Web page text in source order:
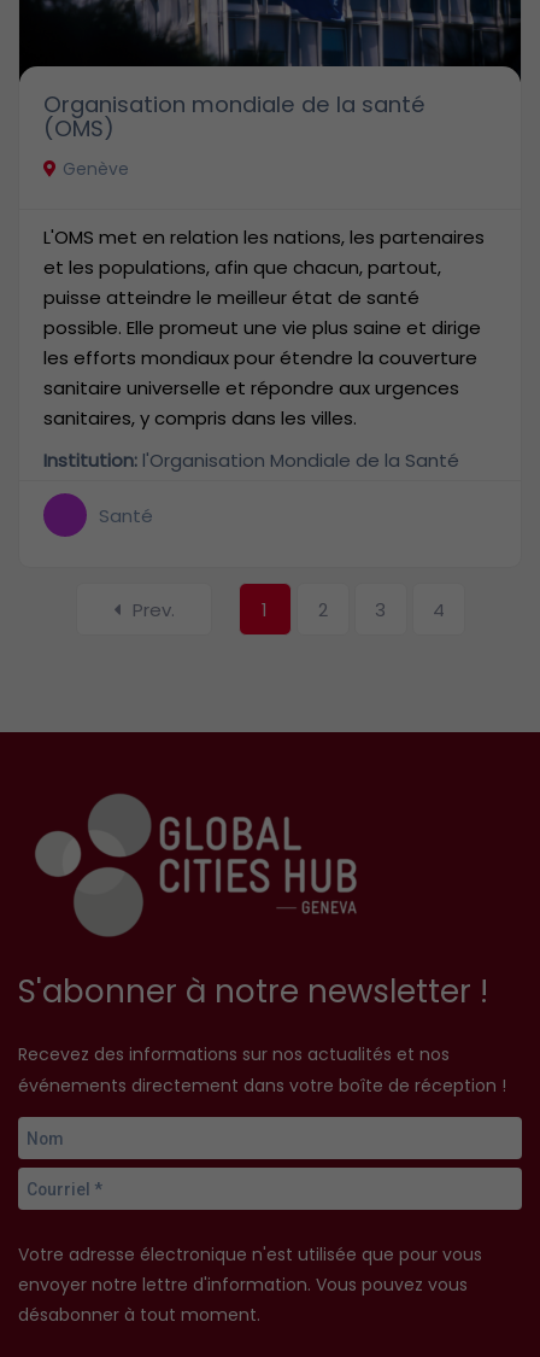
Organisation mondiale de la santé
(OMS)
Genève
L'OMS met en relation les nations, les partenaires
et les populations, afin que chacun, partout,
puisse atteindre le meilleur état de santé
possible. Elle promeut une vie plus saine et dirige
les efforts mondiaux pour étendre la couverture
sanitaire universelle et répondre aux urgences
sanitaires, y compris dans les villes.
Institution: l'Organisation Mondiale de la Santé
Santé
Prev. 1 2 3 4
S'abonner à notre newsletter !
Recevez des informations sur nos actualités et nos
événements directement dans votre boîte de réception !
Votre adresse électronique n'est utilisée que pour vous
envoyer notre lettre d'information. Vous pouvez vous
désabonner à tout moment.